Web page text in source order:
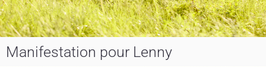
Manifestation pour Lenny